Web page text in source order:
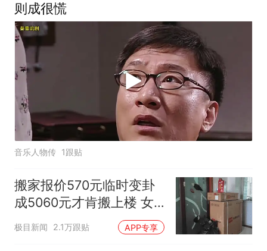
则成很慌
音乐人物传 1跟贴
搬家报价570元临时变卦
成5060元才肯搬上楼 女
子傻眼
极目新闻 2.1万跟贴 APP专享